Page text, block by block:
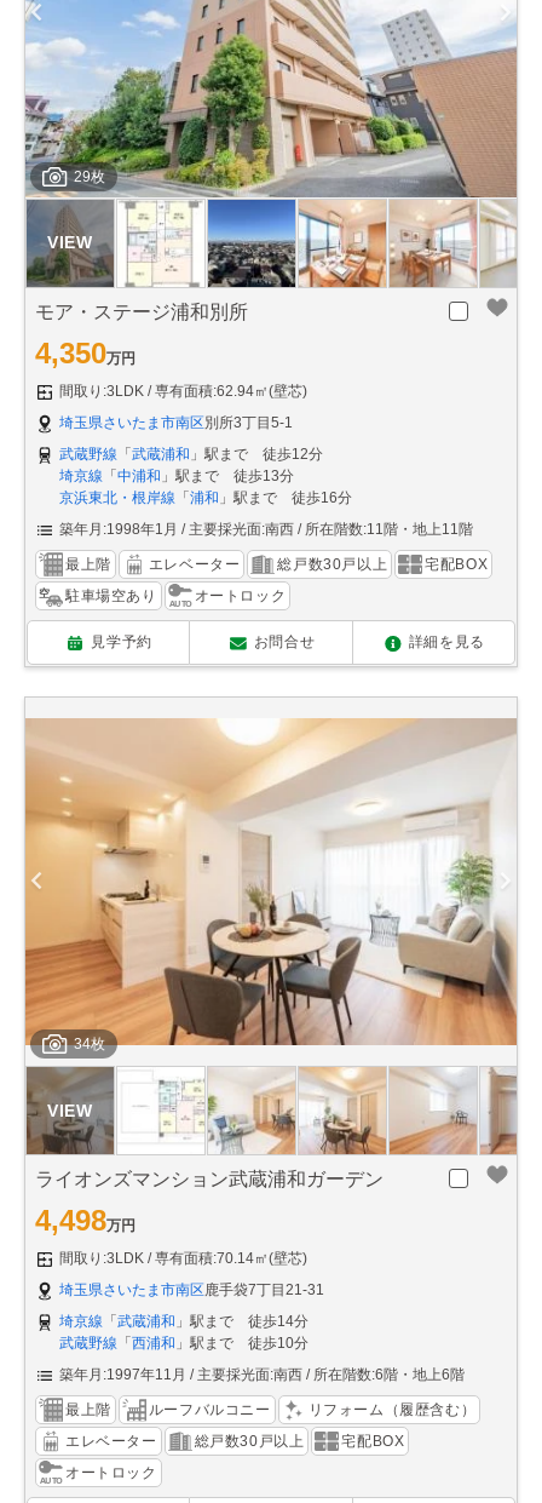
29枚
モア・ステージ浦和別所
4,350万円
間取り:3LDK
専有面積:62.94㎡(壁芯)
埼玉県さいたま市南区別所3丁目5-1
武蔵野線 「武蔵浦和 」駅まで 徒歩12分
埼京線 「中浦和 」駅まで 徒歩13分
京浜東北・根岸線 「浦和 」駅まで 徒歩16分
築年月:1998年1月
主要採光面:南西 所在階数:11階・地上11階
最上階 エレベーター 総戸数30戸以上
宅配BOX
駐車場空あり
オートロック
見学予約 お問合せ 詳細を見る
34枚
ライオンズマンション武蔵浦和ガーデン
4,498万円
間取り:3LDK
専有面積:70.14㎡(壁芯)
埼玉県さいたま市南区鹿手袋7丁目21-31
埼京線 「 武蔵浦和 」駅まで 徒歩14分
武蔵野線 「 西浦和 」駅まで 徒歩10分
築年月:1997年11月
主要採光面:南西 所在階数:6階・地上6階
最上階 ルーフバルコニー
リフォーム（履歴含む）
エレベーター
総戸数30戸以上
宅配BOX
オートロック